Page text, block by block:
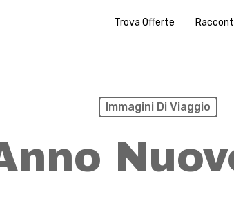
Trova Offerte
Immagini Di Viaggio